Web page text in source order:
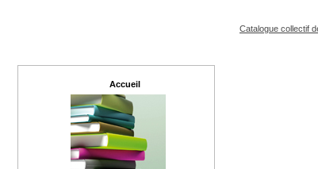
Catalogue collectif
Accueil